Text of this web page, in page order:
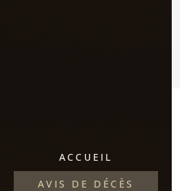
ACCUEIL
AVIS DE DÉCÈS